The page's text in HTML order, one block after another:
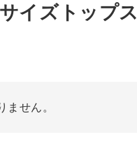
イズトップス
ません。